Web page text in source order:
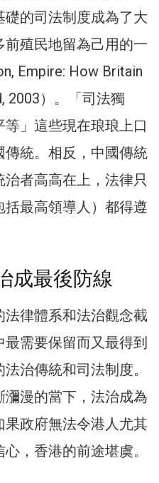
的司法制度成為了大
殖民地留為己用的一
Empire: How Britain
2003）。「司法獨
」這些現在琅琅上口
統。相反，中國傳統
者高高在上，法律只
最高領導人）都得遵
成最後防線
律體系和法治觀念截
需要保留而又最得到
治傳統和司法制度。
漫的當下，法治成為
政府無法令港人尤其
，香港的前途堪虞。